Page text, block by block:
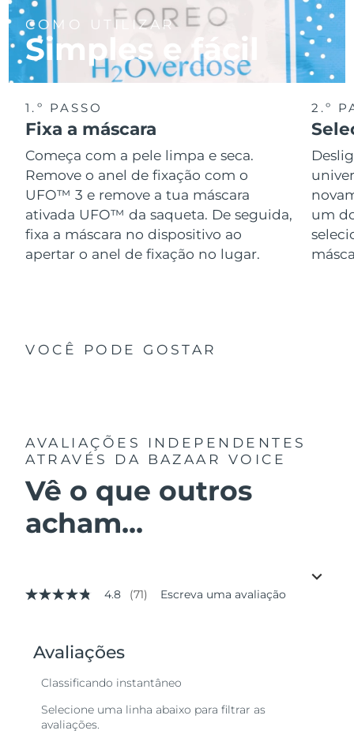
COMO UTILIZAR
Simples e fácil
1.º PASSO
Fixa a máscara
Começa com a pele limpa e seca.
Remove o anel de fixação com o
UFO™ 3 e remove a tua máscara
ativada UFO™ da saqueta. De seguida,
fixa a máscara no dispositivo ao
apertar o anel de fixação no lugar.
2.º
um
VOCÊ PODE GOSTAR
AVALIAÇÕES INDEPENDENTES
ATRAVÉS DA BAZAAR VOICE
Vê o que outros
acham...
4.8
valor
médio
avaliação.
Reviews.
4.8 (71) Escreva uma avaliação